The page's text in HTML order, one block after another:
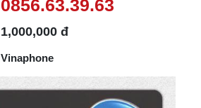
0856.63.39.63
1,000,000 đ
Vinaphone